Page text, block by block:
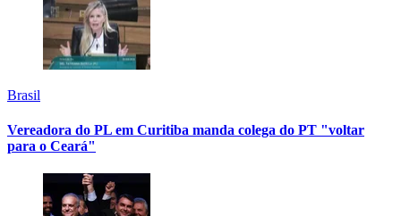
Brasil
Vereadora do PL em Curitiba manda colega do PT "voltar
para o Ceará"